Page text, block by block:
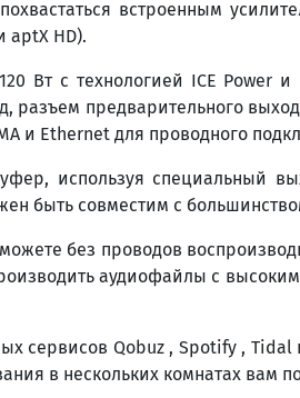
встроенным
aptX HD).
Вт с технологией ICE
разъем предварительного
и Ethernet для проводного
используя специальный
быть совместим с
без проводов
аудиофайлы с
сервисов Qobuz , Spotify ,
в нескольких комнатах вам